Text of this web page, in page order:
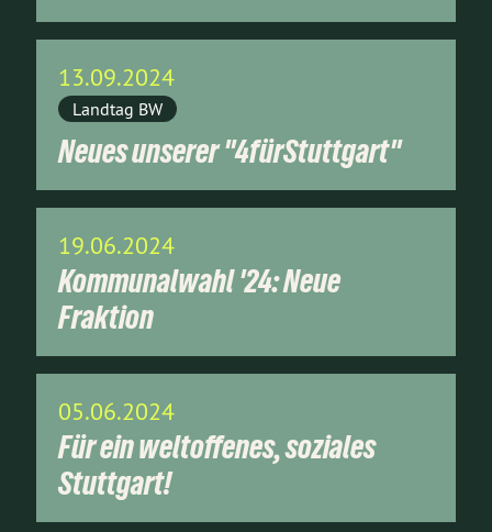
13.09.2024
Landtag BW
Neues unserer "4fürStuttgart"
19.06.2024
Kommunalwahl '24: Neue
Fraktion
05.06.2024
Für ein weltoffenes, soziales
Stuttgart!